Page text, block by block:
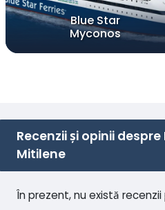
Blue Star
Myconos
Recenzii și opinii
Mitilene
În prezent, nu există